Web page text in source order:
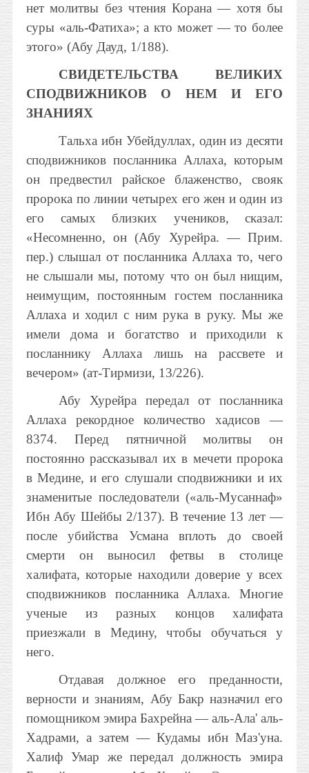
нет молитвы без чтения Корана — хотя бы
суры «аль-Фатиха»; а кто может — то более
этого» (Абу Дауд, 1/188).
СВИДЕТЕЛЬСТВА ВЕЛИКИХ
СПОДВИЖНИКОВ О НЕМ И ЕГО
ЗНАНИЯХ
Тальха ибн Убейдуллах, один из десяти
сподвижников посланника Аллаха, которым
он предвестил райское блаженство, свояк
пророка по линии четырех его жен и один из
его самых близких учеников, сказал:
«Несомненно, он (Абу Хурейра. — Прим.
пер.) слышал от посланника Аллаха то, чего
не слышали мы, потому что он был нищим,
неимущим, постоянным гостем посланника
Аллаха и ходил с ним рука в руку. Мы же
имели дома и богатство и приходили к
посланнику Аллаха лишь на рассвете и
вечером» (ат-Тирмизи, 13/226).
Абу Хурейра передал от посланника
Аллаха рекордное количество хадисов —
8374. Перед пятничной молитвы он
постоянно рассказывал их в мечети пророка
в Медине, и его слушали сподвижники и их
знаменитые последователи («аль-Мусаннаф»
Ибн Абу Шейбы 2/137). В течение 13 лет —
после убийства Усмана вплоть до своей
смерти он выносил фетвы в столице
халифата, которые находили доверие у всех
сподвижников посланника Аллаха. Многие
ученые из разных концов халифата
приезжали в Медину, чтобы обучаться у
него.
Отдавая должное его преданности,
верности и знаниям, Абу Бакр назначил его
помощником эмира Бахрейна — аль-Ала' аль-
Хадрами, а затем — Кудамы ибн Маз'уна.
Халиф Умар же передал должность эмира